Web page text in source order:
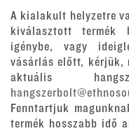
A kialakult helyzetre
kiválasztott termék
igénybe, vagy
vásárlás előtt, kérjük,
aktuális
Fenntartjuk
termék hosszabb idő